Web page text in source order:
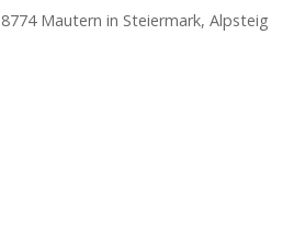
8774 Mautern in Steiermark,Alpsteig